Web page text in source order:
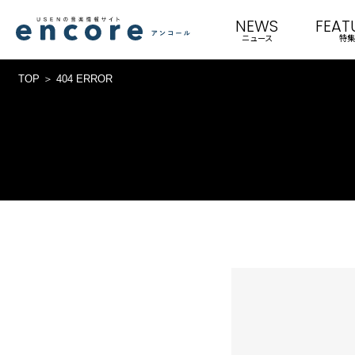
NEWS
ニュース 特集
TOP 404 ERROR